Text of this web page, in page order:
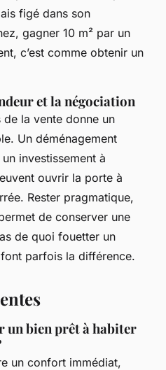
figé dans son
gagner 10 m² par un
c’est comme obtenir un
et la négociation
la vente donne un
Un déménagement
investissement à
ouvrir la porte à
Rester pragmatique,
de conserver une
de quoi fouetter un
parfois la différence.
un bien prêt à habiter
un confort immédiat,